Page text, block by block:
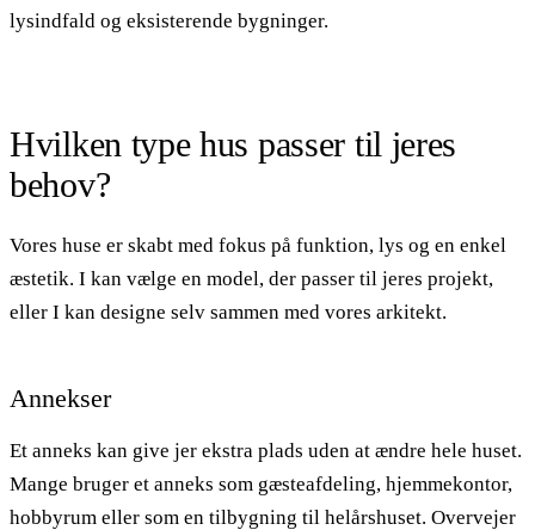
lysindfald og eksisterende bygninger.
Hvilken type hus passer til jeres
behov?
Vores huse er skabt med fokus på funktion, lys og en enkel
æstetik. I kan vælge en model, der passer til jeres projekt,
eller I kan designe selv sammen med vores arkitekt.
Annekser
Et anneks kan give jer ekstra plads uden at ændre hele huset.
Mange bruger et anneks som gæsteafdeling, hjemmekontor,
hobbyrum eller som en tilbygning til helårshuset. Overvejer